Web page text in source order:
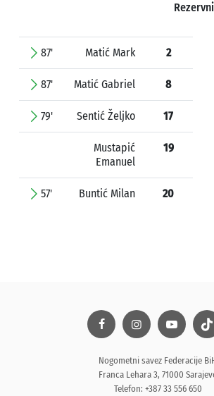
87' Matić Mark 2
87' Matić Gabriel 8
79' Sentić Željko 17
Mustapić
Emanuel
19
57' Buntić Milan 20
Nogometni savez Federacije
Franca Lehara 3, 71000
Telefon: +387 33 556 650